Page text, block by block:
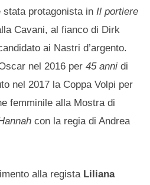
stata protagonista inIl portiere
Cavani, al fianco di Dirk
ai Nastri d’argento.
nel 2016 per45 anni di
nel 2017 la Coppa Volpi per
femminile alla Mostra di
con la regia di Andrea
alla regista Liliana